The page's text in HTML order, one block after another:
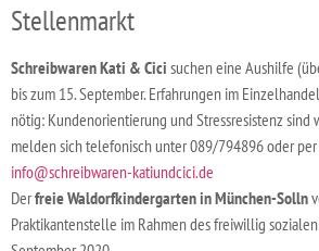
Stellenmarkt
Schreibwaren Kati & Cici suchen eine Aushilfe
bis zum 15. September. Erfahrungen im
nötig: Kundenorientierung und Stressresistenz sind
melden sich telefonisch unter 089/794896 oder
info@schreibwaren-katiundcici.de
Derfreie Waldorfkindergarten in München-Solln
Praktikantenstelle im Rahmen des freiwillig sozialen